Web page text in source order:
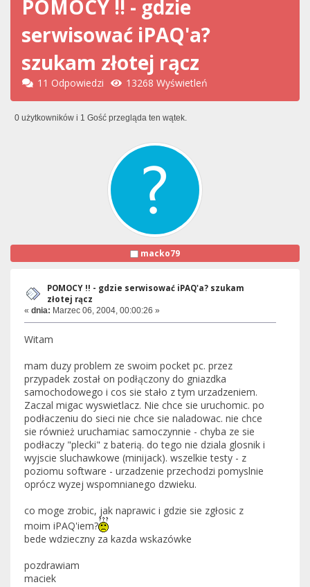
POMOCY !! - gdzie
serwisować iPAQ'a?
szukam złotej rącz
11 Odpowiedzi 13268 Wyświetleń
0 użytkowników i 1 Gość przegląda ten wątek.
macko79
POMOCY !! - gdzie serwisować iPAQ'a? szukam
złotej rącz
« dnia: Marzec 06, 2004, 00:00:26 »
Witam
mam duzy problem ze swoim pocket pc. przez
przypadek został on podłączony do gniazdka
samochodowego i cos sie stało z tym urzadzeniem.
Zaczal migac wyswietlacz. Nie chce sie uruchomic. po
podłaczeniu do sieci nie chce sie naladowac. nie chce
sie również uruchamiac samoczynnie - chyba ze sie
podłaczy "plecki" z baterią. do tego nie dziala glosnik i
wyjscie sluchawkowe (minijack). wszelkie testy - z
poziomu software - urzadzenie przechodzi pomyslnie
oprócz wyzej wspomnianego dzwieku.
co moge zrobic, jak naprawic i gdzie sie zgłosic z
moim iPAQ'iem?
bede wdzieczny za kazda wskazówke
pozdrawiam
maciek